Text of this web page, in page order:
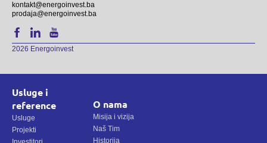
kontakt@energoinvest.ba
prodaja@energoinvest.ba
2026 Energoinvest
Usluge i
reference
Usluge
Projekti
O nama
Misija i vizija
Naš Tim
Historija